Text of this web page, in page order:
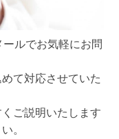
ルでお気軽にお問
て対応させていた
ご説明いたします
。